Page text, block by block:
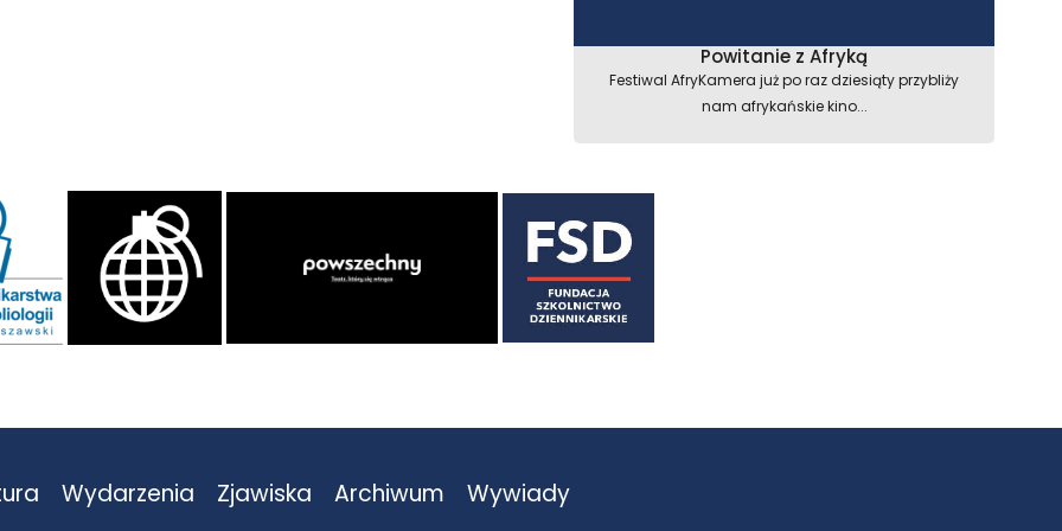
Powitanie z Afryką
Festiwal AfryKamera już po raz dziesiąty przybliży
nam afrykańskie kino...
Wydarzenia Zjawiska Archiwum Wywiady